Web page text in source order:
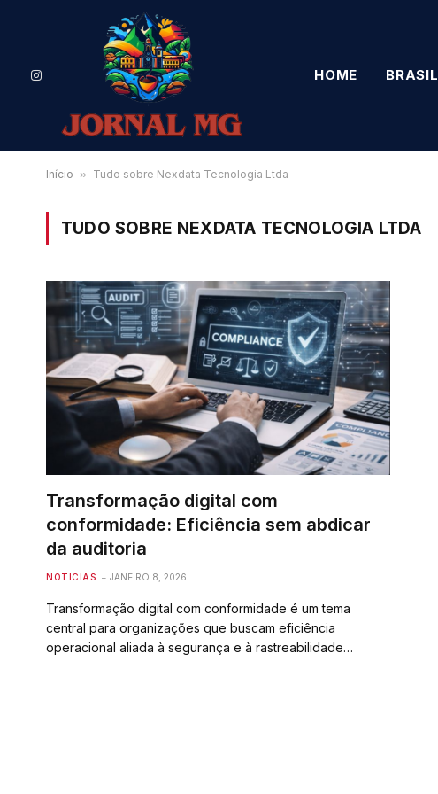
Instagram HOME BRASIL
Início » Tudo sobre Nexdata Tecnologia Ltda
TUDO SOBRE NEXDATA TECNOLOGIA LTDA
Transformação digital com
conformidade: Eficiência sem abdicar
da auditoria
NOTÍCIAS JANEIRO 8, 2026
Transformação digital com conformidade é um tema
central para organizações que buscam eficiência
operacional aliada à segurança e à rastreabilidade…